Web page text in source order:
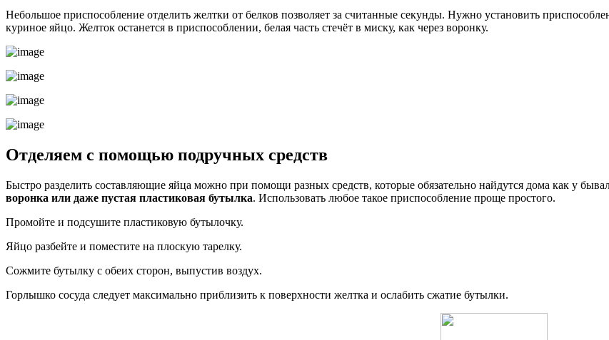
Небольшое приспособление отделить желтки от белков позволяет за считанные секунды. Нужно установить
куриное яйцо. Желток останется в приспособлении, белая часть стечёт в миску, как через воронку.
Отделяем с помощью подручных средств
Быстро разделить составляющие яйца можно при помощи разных средств, которые обязательно найдутся дома как у
воронка или даже пустая пластиковая бутылка. Использовать любое такое приспособление проще простого.
Промойте и подсушите пластиковую бутылочку.
Яйцо разбейте и поместите на плоскую тарелку.
Сожмите бутылку с обеих сторон, выпустив воздух.
Горлышко сосуда следует максимально приблизить к поверхности желтка и ослабить сжатие бутылки.